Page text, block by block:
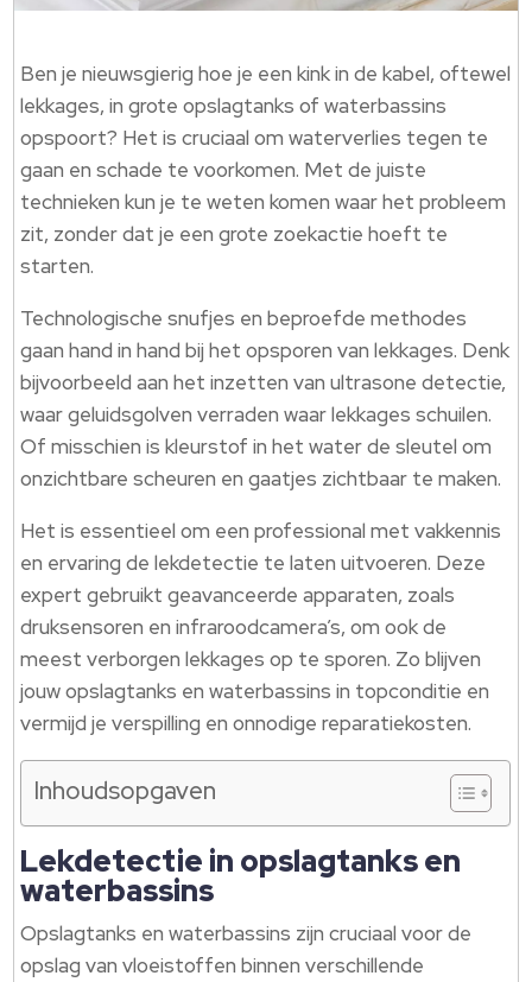
Ben je nieuwsgierig hoe je een kink in de kabel, oftewel
lekkages, in grote opslagtanks of waterbassins
opspoort? Het is cruciaal om waterverlies tegen te
gaan en schade te voorkomen. Met de juiste
technieken kun je te weten komen waar het probleem
zit, zonder dat je een grote zoekactie hoeft te
starten.
Technologische snufjes en beproefde methodes
gaan hand in hand bij het opsporen van lekkages. Denk
bijvoorbeeld aan het inzetten van ultrasone detectie,
waar geluidsgolven verraden waar lekkages schuilen.
Of misschien is kleurstof in het water de sleutel om
onzichtbare scheuren en gaatjes zichtbaar te maken.
Het is essentieel om een professional met vakkennis
en ervaring de lekdetectie te laten uitvoeren. Deze
expert gebruikt geavanceerde apparaten, zoals
druksensoren en infraroodcamera’s, om ook de
meest verborgen lekkages op te sporen. Zo blijven
jouw opslagtanks en waterbassins in topconditie en
vermijd je verspilling en onnodige reparatiekosten.
Inhoudsopgaven
Lekdetectie in opslagtanks en
waterbassins
Opslagtanks en waterbassins zijn cruciaal voor de
opslag van vloeistoffen binnen verschillende